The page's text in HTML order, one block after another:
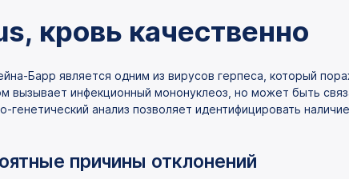
кровь качественно
Барр является одним из вирусов герпеса, который
вызывает инфекционный мононуклеоз, но может быть
генетический анализ позволяет идентифицировать
причины отклонений